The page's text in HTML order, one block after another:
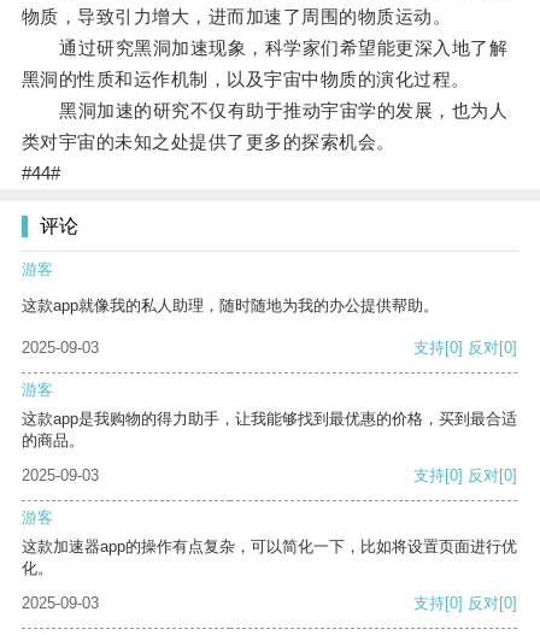
物质，导致引力增大，进而加速了周围的物质运动。
通过研究黑洞加速现象，科学家们希望能更深入地了解
黑洞的性质和运作机制，以及宇宙中物质的演化过程。
黑洞加速的研究不仅有助于推动宇宙学的发展，也为人
类对宇宙的未知之处提供了更多的探索机会。
#44#
评论
游客
这款app就像我的私人助理，随时随地为我的办公提供帮助。
2025-09-03 支持[0] 反对[0]
游客
这款app是我购物的得力助手，让我能够找到最优惠的价格，买到最合适
的商品。
2025-09-03
支持[0] 反对[0]
游客
这款加速器app的操作有点复杂，可以简化一下，比如将设置页面进行优
化。
2025-09-03
支持[0] 反对[0]